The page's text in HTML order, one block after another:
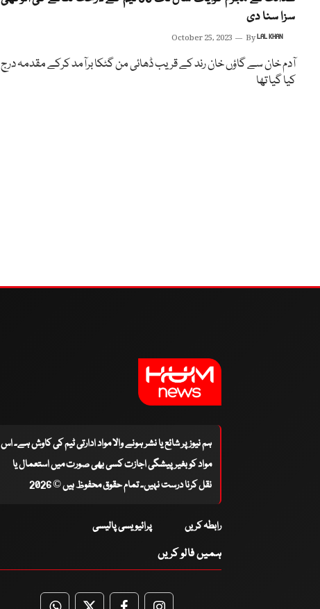
سزا سنا دی
October 25, 2023 ByLAL KHAN
آدم خان سے گاؤں خان رند کے قریب ڈھائی من گٹکا برآمد کرکے مقدمہ درج
کیا گیا تھا
ہم نیوز پر شائع یا نشر ہونے والا مواد ادارتی ٹیم کی کاوش ہے۔ اس
مواد کو بغیر پیشگی اجازت کسی بھی صورت میں استعمال یا
نقل کرنا درست نہیں۔ تمام حقوق محفوظ ہیں © 2026
رابطہ کریں پرائیویسی پالیسی
ہمیں فالو کریں